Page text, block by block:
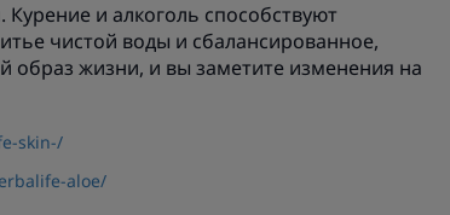
. Курение и алкоголь способствуют
чистой воды и сбалансированное,
образ жизни, и вы заметите изменения на
skin-/
aloe/